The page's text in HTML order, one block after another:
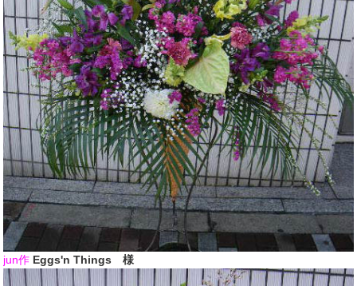
jun作 Eggs'n Things 様